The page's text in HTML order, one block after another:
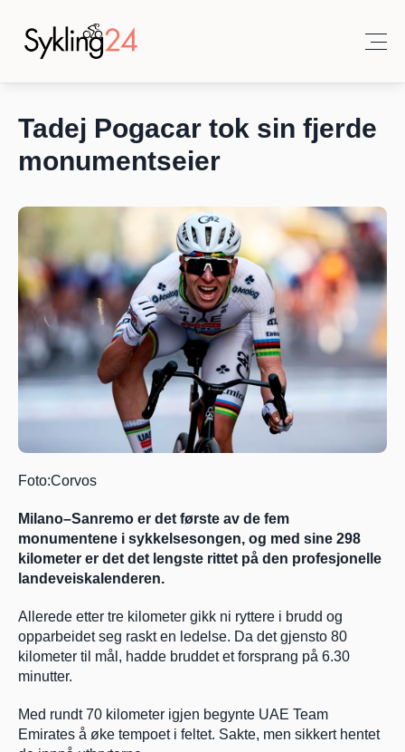
Tadej Pogacar tok sin fjerde
monumentseier
Foto:Corvos
Milano–Sanremo er det første av de fem
monumentene i sykkelsesongen, og med sine 298
kilometer er det det lengste rittet på den profesjonelle
landeveiskalenderen.
Allerede etter tre kilometer gikk ni ryttere i brudd og
opparbeidet seg raskt en ledelse. Da det gjensto 80
kilometer til mål, hadde bruddet et forsprang på 6.30
minutter.
Med rundt 70 kilometer igjen begynte UAE Team
Emirates å øke tempoet i feltet. Sakte, men sikkert hentet